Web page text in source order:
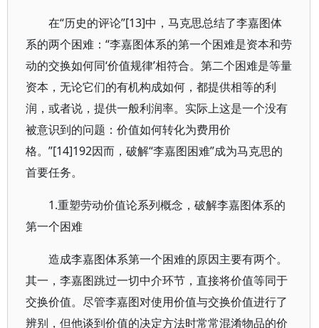
在“历史的评论”[13]中，马克思总结了李嘉图体
系的两个困难：“李嘉图体系的第一个困难是资本和劳
动的交换如何同‘价值规律’相符合。第二个困难是等量
资本，无论它们的有机构成如何，都提供相等的利
润，或者说，提供一般利润率。实际上这是一个没有
被意识到的问题：价值如何转化为费用价
格。”[14]192因而，破解“李嘉图困难”成为马克思的
首要任务。
1.重塑劳动价值论系列概念，破解李嘉图体系的
第一个困难
造成李嘉图体系第一个困难的原因主要有两个。
其一，李嘉图跳过一切中介环节，直接将价值等同于
交换价值。尽管李嘉图对使用价值与交换价值进行了
辨别，但他谈到价值的决定方法时常常混淆物品的价